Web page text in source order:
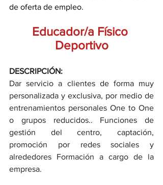
de oferta de empleo.
Educador/a Físico
Deportivo
DESCRIPCIÓN:
Dar servicio a clientes de forma muy
personalizada y exclusiva, por medio de
entrenamientos personales One to One
o grupos reducidos.. Funciones de
gestión del centro, captación,
promoción por redes sociales y
alrededores Formación a cargo de la
empresa.